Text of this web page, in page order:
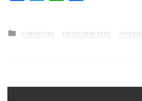
Posted
in
COMUNIDAD ENTRETENIMIENTO JÓVENES